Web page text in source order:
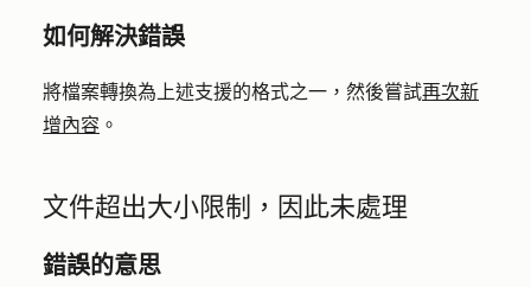
如何解決錯誤
將檔案轉換為上述支援的格式之一，然後嘗試再次新
增內容 。
文件超出大小限制，因此未處理
錯誤的意思